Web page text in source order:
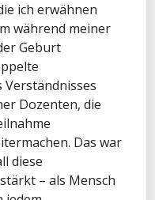
ich erwähnen
während meiner
Geburt
Dozenten, die
Das war
diese
– als Mensch